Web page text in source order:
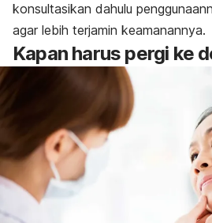
konsultasikan dahulu
agar lebih terjamin keamanannya.
Kapan harus pergi ke